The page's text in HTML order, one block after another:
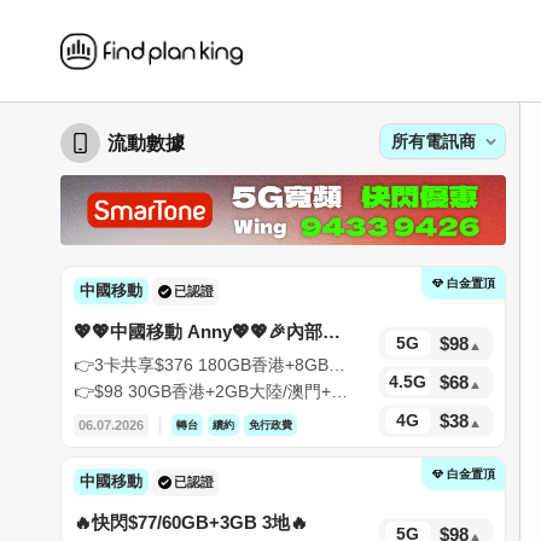
流動數據 所有電訊商
中國移動 已認證 白金置頂
💖💖中國移動 Anny💖💖🎉內部優
惠比門市平🎉
👉3卡共享$376 180GB香港+8GB中
澳+2萬積分+$2400買機劵+隱藏優惠
👈
👉$98 30GB香港+2GB大陸/澳門+隱
藏優惠👈
06.07.2026 轉台 續約 免行政費
5G $98
4.5G $68
4G $38
中國移動 已認證 白金置頂
🔥快閃$77/60GB+3GB 3地🔥
5G $98